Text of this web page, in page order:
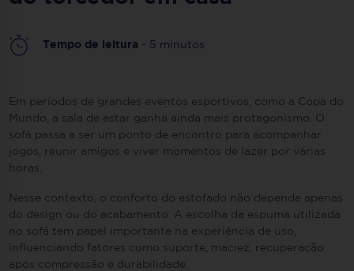
Tempo de leitura - 5 minutos
Em períodos de grandes eventos esportivos, como a Copa do
Mundo, a sala de estar ganha ainda mais protagonismo. O
sofá passa a ser um ponto de encontro para acompanhar
jogos, reunir amigos e viver momentos de lazer por várias
horas.
Nesse contexto, o conforto do estofado não depende apenas
do design ou do acabamento. A escolha da espuma utilizada
no sofá tem papel importante na experiência de uso,
influenciando fatores como suporte, maciez, recuperação
após compressão e durabilidade.